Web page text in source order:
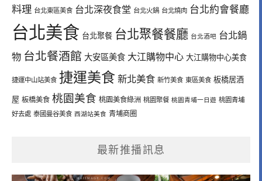
料理 台北東區美食 台北深夜食堂 台北火鍋 台北燒肉 台北約會餐廳
台北美食 台北聚餐 台北聚餐餐廳 台北酒吧 台北鍋
物 台北餐酒館 大安區美食 大江購物中心 大江購物中心美食
捷運中山站美食 捷運美食 新北美食 新竹美食 東區美食 板橋居酒
屋 板橋美食 桃園美食 桃園美食綠洲 桃園聚餐 桃園青埔一日遊 桃園青埔
好去處 泰國曼谷美食 西湖站美食 青埔商圈
最新推播訊息